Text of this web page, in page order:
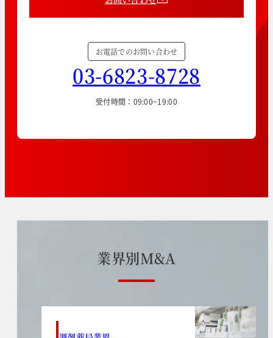
お電話でのお問い合わせ
03-6823-8728
受付時間：09:00~19:00
業界別M&A